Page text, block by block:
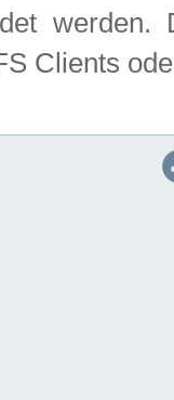
Clients